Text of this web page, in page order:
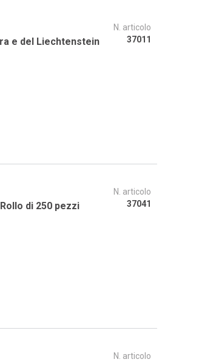
N. articolo
37011
N. articolo
37041
Adesivo a Rollo "NOI, I TECHNICI DELLA COSTRUZIONE." Rollo di 250 pezzi
N. articolo